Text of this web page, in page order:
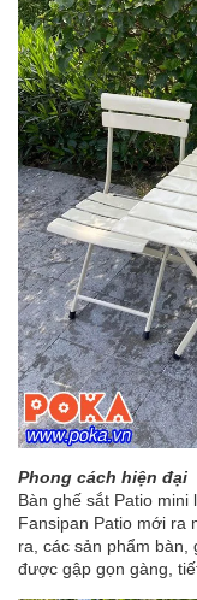
Phong cách hiện đại
Bàn ghế sắt Patio
Fansipan Patio mới ra
ra, các sản phẩm bàn,
được gập gọn gàng,